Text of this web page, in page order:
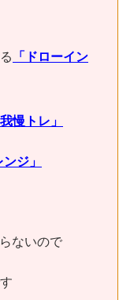
「ドローイン
慢トレ」
ジ」
ないので